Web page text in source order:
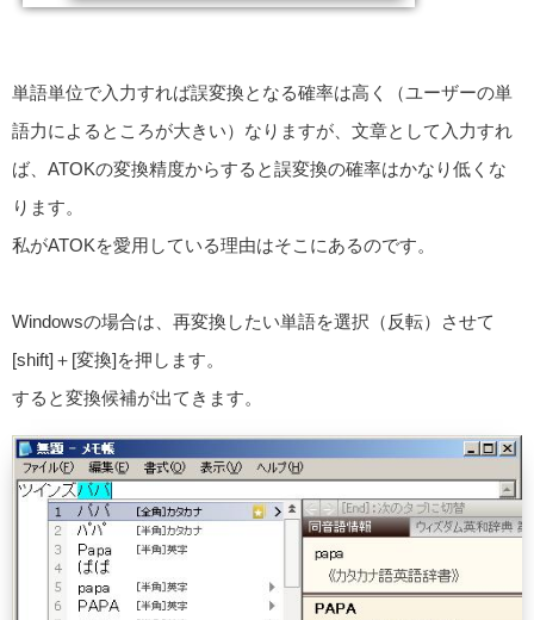
単語単位で入力すれば誤変換となる確率は高く（ユーザーの単
語力によるところが大きい）なりますが、文章として入力すれ
ば、ATOKの変換精度からすると誤変換の確率はかなり低くな
ります。
私がATOKを愛用している理由はそこにあるのです。
Windowsの場合は、再変換したい単語を選択（反転）させて
[shift]＋[変換]を押します。
すると変換候補が出てきます。